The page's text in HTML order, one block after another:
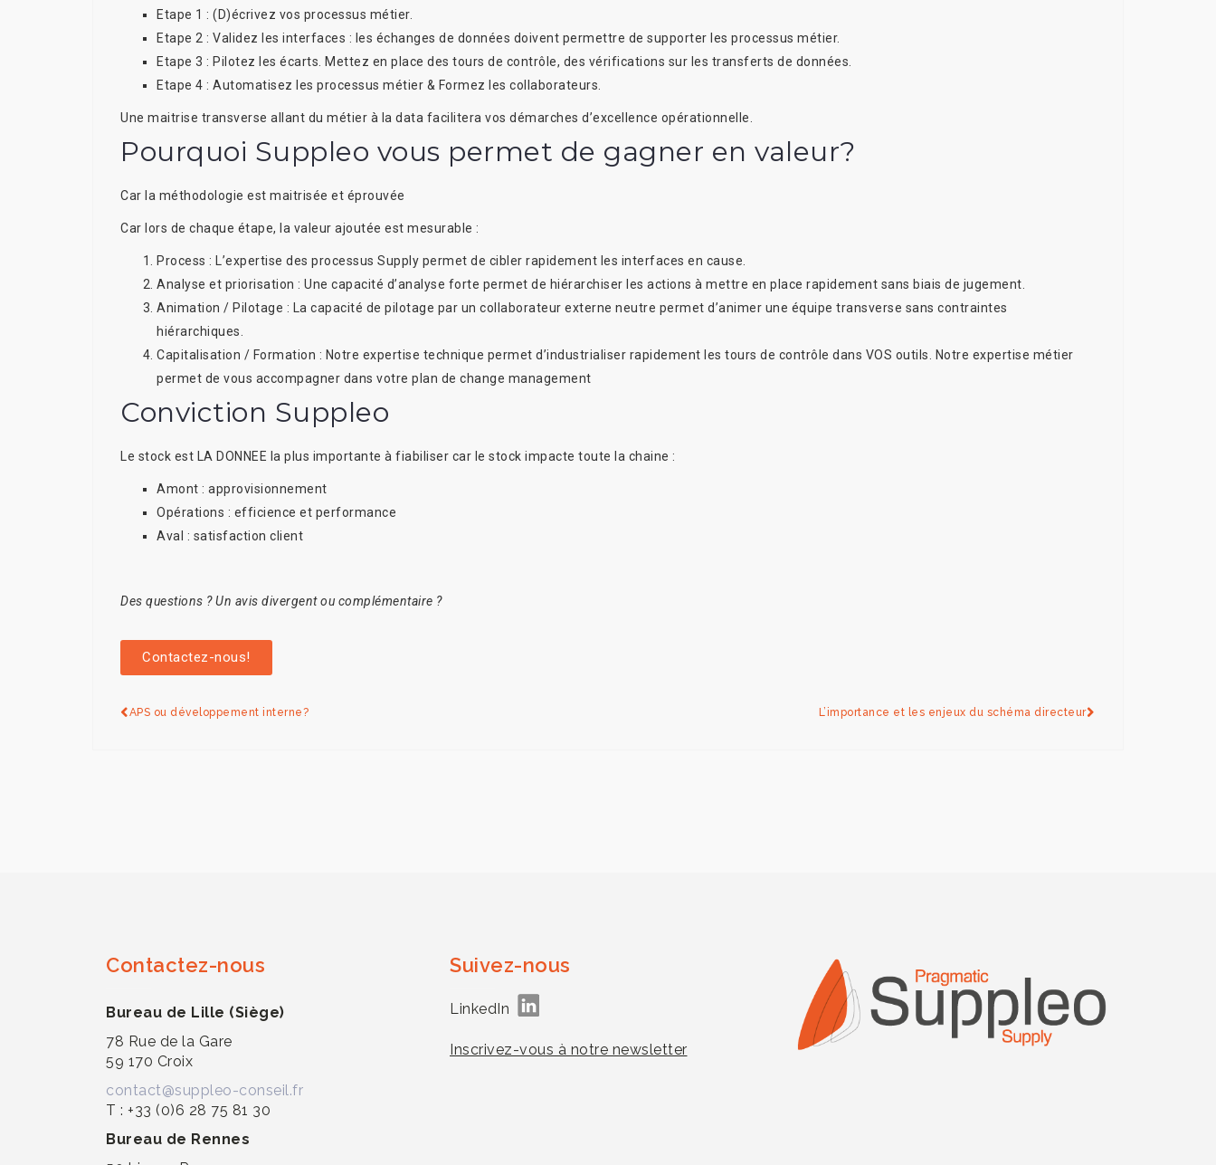
Etape 1 : (D)écrivez vos processus métier.
Etape 2 : Validez les interfaces : les échanges de données doivent permettre de supporter les processus métier.
Etape 3 : Pilotez les écarts. Mettez en place des tours de contrôle, des vérifications sur les transferts de données.
Etape 4 : Automatisez les processus métier & Formez les collaborateurs.
Une maitrise transverse allant du métier à la data facilitera vos démarches d’excellence opérationnelle.
Pourquoi Suppleo vous permet de gagner en valeur?
Car la méthodologie est maitrisée et éprouvée
Car lors de chaque étape, la valeur ajoutée est mesurable :
Process : L’expertise des processus Supply permet de cibler rapidement les interfaces en cause.
Analyse et priorisation : Une capacité d’analyse forte permet de hiérarchiser les actions à mettre en place rapidement sans biais de jugement.
Animation / Pilotage : La capacité de pilotage par un collaborateur externe neutre permet d’animer une équipe transverse sans contraintes
hiérarchiques.
Capitalisation / Formation : Notre expertise technique permet d’industrialiser rapidement les tours de contrôle dans VOS outils.
Notre expertise métier
permet de vous accompagner dans votre plan de change management
Conviction Suppleo
Le stock est LA DONNEE la plus importante à fiabiliser car le stock impacte toute la chaine :
Amont : approvisionnement
Opérations : efficience et performance
Aval : satisfaction client
Des questions ? Un avis divergent ou complémentaire ?
Contactez-nous!
APS ou développement interne? L’importance et les enjeux du schéma directeur
Contactez-nous
Bureau de Lille (Siège)
78 Rue de la Gare
59 170 Croix
contact@suppleo-conseil.fr
T : +33 (0)6 28 75 81 30
Bureau de Rennes
Suivez-nous
LinkedIn
Inscrivez-vous à notre newsletter